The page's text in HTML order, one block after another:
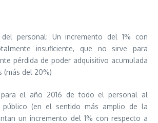
personal: Un incremento del 1% con
insuficiente, que no sirve para
pérdida de poder adquisitivo acumulada
(más del 20%)
para el año 2016 de todo el personal al
público (en el sentido más amplio de la
un incremento del 1% con respecto a